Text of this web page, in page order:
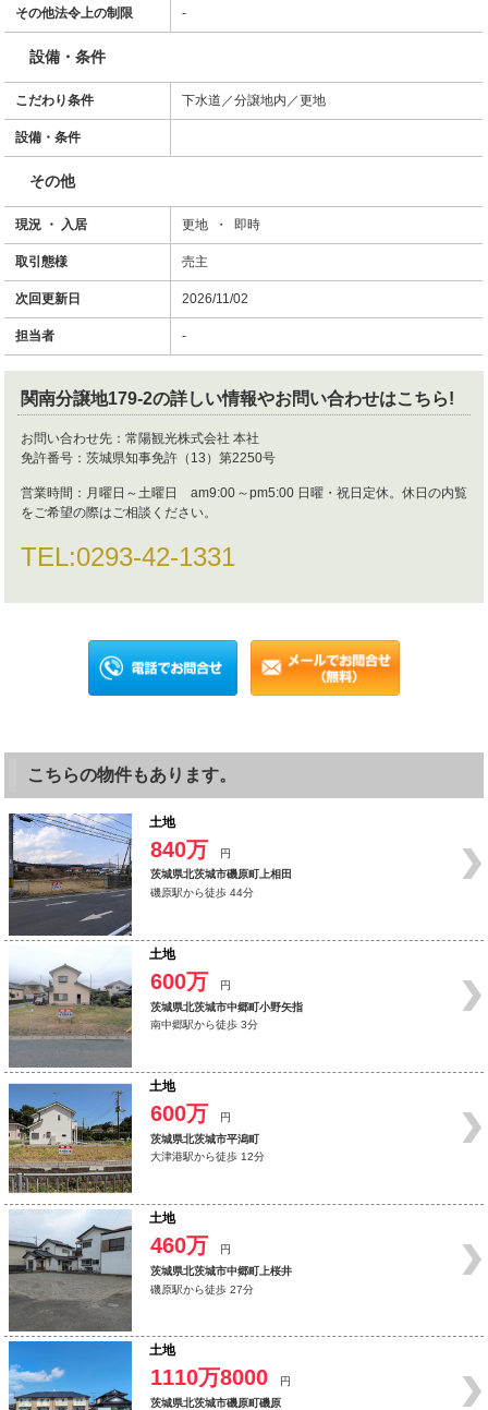
その他法令上の制限 -
設備・条件
こだわり条件 下水道／分譲地内／更地
設備・条件
その他
現況 ・ 入居 更地 ・ 即時
取引態様 売主
次回更新日 2026/11/02
担当者 -
関南分譲地179-2の詳しい情報やお問い合わせはこちら!
お問い合わせ先： 常陽観光株式会社 本社
免許番号： 茨城県知事免許（13）第2250号
営業時間： 月曜日～土曜日 am9:00～pm5:00 日曜・祝日定休。休日の内覧
をご希望の際はご相談ください。
TEL:0293-42-1331
こちらの物件もあります。
土地
840万
円
茨城県北茨城市磯原町上相田
磯原駅から徒歩 44分
土地
600万
円
茨城県北茨城市中郷町小野矢指
南中郷駅から徒歩 3分
土地
600万
円
茨城県北茨城市平潟町
大津港駅から徒歩 12分
土地
460万
円
茨城県北茨城市中郷町上桜井
磯原駅から徒歩 27分
土地
1110万8000
円
茨城県北茨城市磯原町磯原